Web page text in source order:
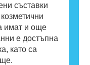
съставки
имат и още
е достъпна
като са